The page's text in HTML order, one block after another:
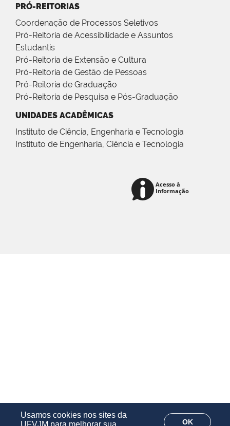
Usamos cookies nos sites da
UFVJM para melhorar sua
OK
PRÓ-REITORIAS
Coordenação de Processos Seletivos
Pró-Reitoria de Acessibilidade e Assuntos
Estudantis
Pró-Reitoria de Extensão e Cultura
Pró-Reitoria de Gestão de Pessoas
Pró-Reitoria de Graduação
Pró-Reitoria de Pesquisa e Pós-Graduação
UNIDADES ACADÊMICAS
Instituto de Ciência, Engenharia e Tecnologia
Instituto de Engenharia, Ciência e Tecnologia